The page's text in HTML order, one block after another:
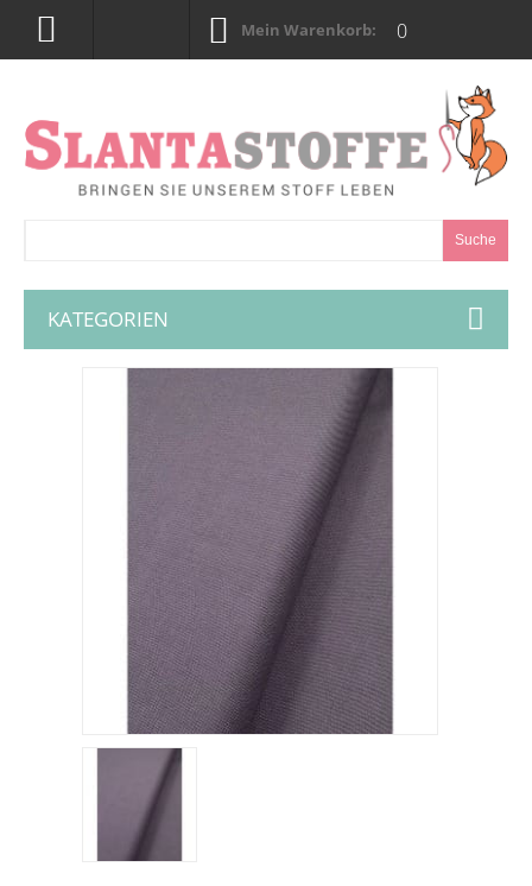
Mein Warenkorb: 0
Suche
KATEGORIEN